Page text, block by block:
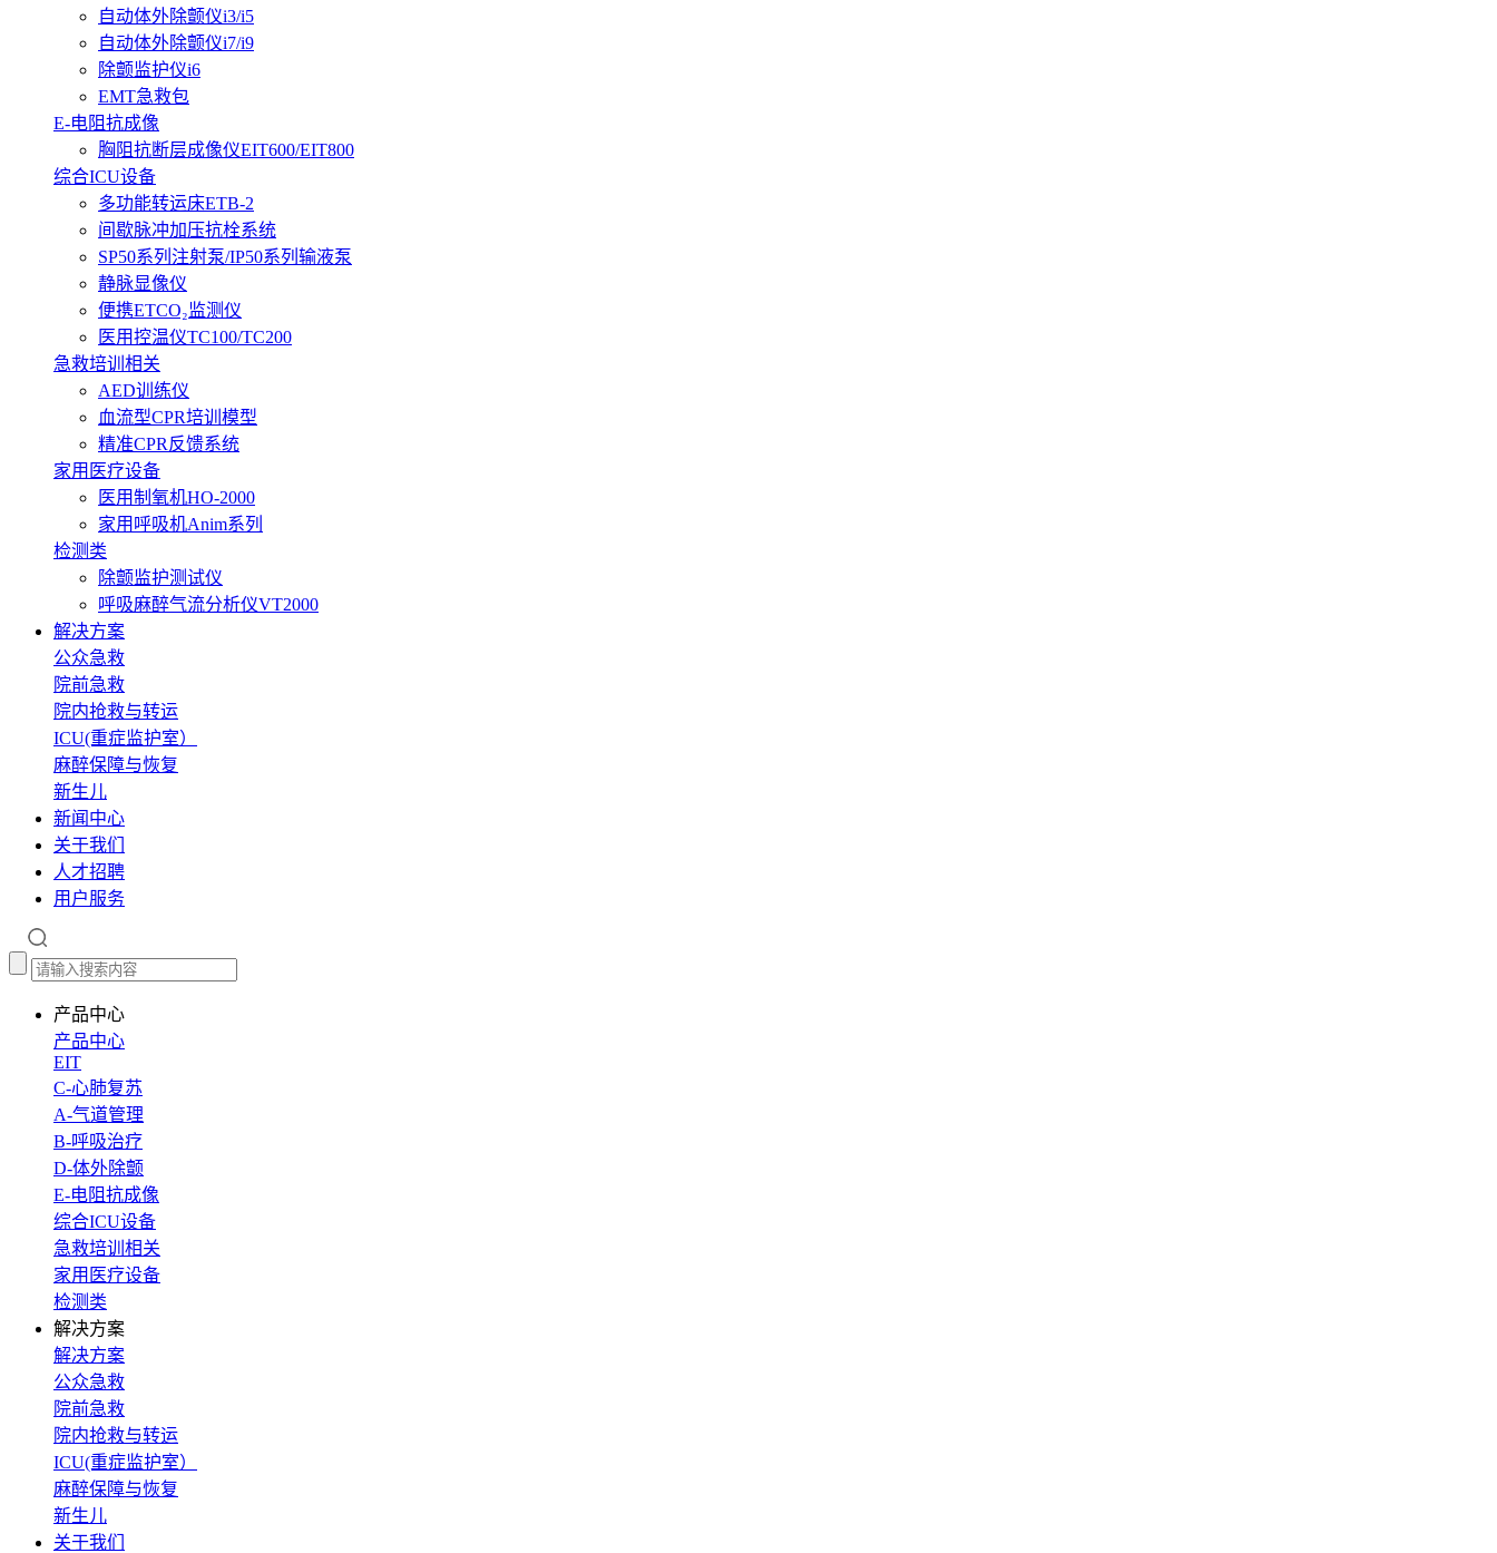
自动体外除颤仪i3/i5
自动体外除颤仪i7/i9
除颤监护仪i6
EMT急救包
E-电阻抗成像
胸阻抗断层成像仪EIT600/EIT800
综合ICU设备
多功能转运床ETB-2
间歇脉冲加压抗栓系统
SP50系列注射泵/IP50系列输液泵
静脉显像仪
便携ETCO₂监测仪
医用控温仪TC100/TC200
急救培训相关
AED训练仪
血流型CPR培训模型
精准CPR反馈系统
家用医疗设备
医用制氧机HO-2000
家用呼吸机Anim系列
检测类
除颤监护测试仪
呼吸麻醉气流分析仪VT2000
解决方案
公众急救
院前急救
院内抢救与转运
ICU(重症监护室）
麻醉保障与恢复
新生儿
新闻中心
关于我们
人才招聘
用户服务
产品中心
产品中心
EIT
C-心肺复苏
A-气道管理
B-呼吸治疗
D-体外除颤
E-电阻抗成像
综合ICU设备
急救培训相关
家用医疗设备
检测类
解决方案
解决方案
公众急救
院前急救
院内抢救与转运
ICU(重症监护室）
麻醉保障与恢复
新生儿
关于我们